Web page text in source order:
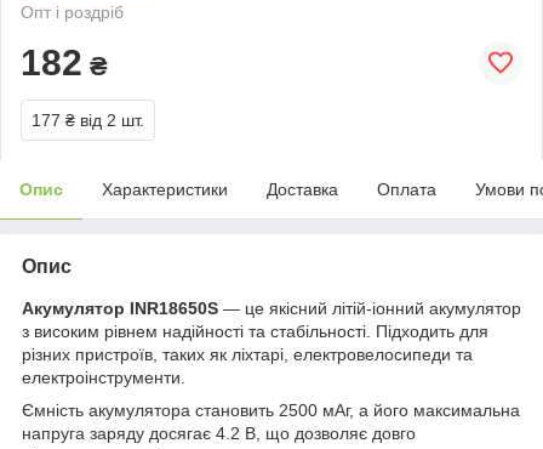
Опт і роздріб
182 ₴
177 ₴ від 2 шт.
Опис Характеристики Доставка Оплата Умови
Опис
Акумулятор INR18650S — це якісний літій-іонний акумулятор
з високим рівнем надійності та стабільності. Підходить для
різних пристроїв, таких як ліхтарі, електровелосипеди та
електроінструменти.
Ємність акумулятора становить 2500 мАг, а його максимальна
напруга заряду досягає 4.2 В, що дозволяє довго